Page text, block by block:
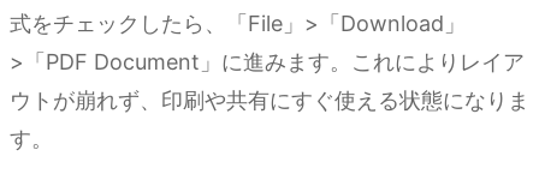
式をチェックしたら、「File」>「Download」
>「PDF Document」に進みます。これによりレイア
ウトが崩れず、印刷や共有にすぐ使える状態になりま
す。